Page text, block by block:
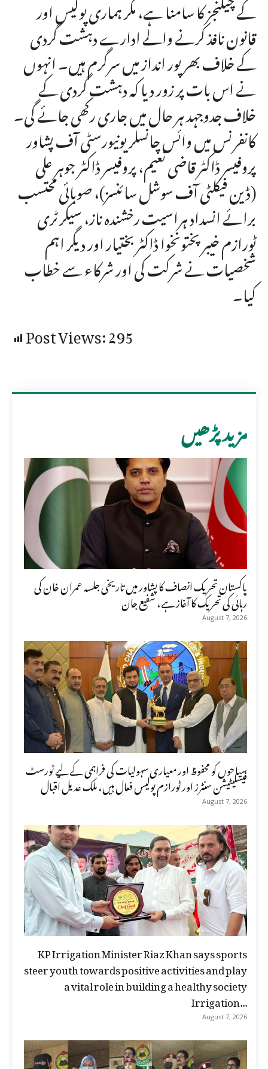
کے چیلنجز کا سامنا ہے، مگر ہماری پولیس اور
قانون نافذ کرنے والے ادارے دہشت گردی
کے خلاف بھرپور انداز میں سرگرم ہیں۔ انہوں
نے اس بات پر زور دیا کہ دہشت گردی کے
خلاف جدوجہد ہر حال میں جاری رکھی جائے گی۔
کانفرنس میں وائس چانسلر یونیورسٹی آف پشاور
پروفیسر ڈاکٹر قاضی نعیم، پروفیسر ڈاکٹر جوہر علی
(ڈین فیکلٹی آف سوشل سائنسز)، صوبائی محتسب
برائے انسداد ہراسیت رخشندہ ناز، سیکرٹری
ٹورازم خیبرپختونخوا ڈاکٹر بختیار اور دیگر اہم
شخصیات نے شرکت کی اور شرکاء سے خطاب
کیا۔
Post Views:295
مزید پڑھیں
پاکستان تحریک انصاف کا پشاور میں تاریخی جلسہ عمران خان کی
رہائی کی تحریک کا آغاز ہے، شفیع جان
August 7, 2026
سیاحوں کو محفوظ اور معیاری سہولیات کی فراہمی کے لیے ٹورسٹ
فیسلیٹیشن سنٹرز اور ٹورازم پولیس فعال ہیں، ملک عدیل اقبال
August 7, 2026
KP Irrigation Minister Riaz Khan says sports
steer youth towards positive activities and play
a vital role in building a healthy society
Irrigation...
August 7, 2026